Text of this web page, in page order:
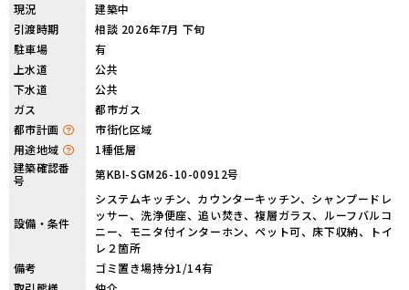
現況
建築中
引渡時期
相談 2026年7月 下旬
駐車場
有
上水道
公共
下水道
公共
ガス
都市ガス
都市計画
市街化区域
用途地域
1種低層
建築確認番
号
第KBI-SGM26-10-00912号
設備・条件
システムキッチン、カウンターキッチン、シャンプードレ
ッサー、洗浄便座、追い焚き、複層ガラス、ルーフバルコ
ニー、モニタ付インターホン、ペット可、床下収納、トイ
レ２箇所
備考
ゴミ置き場持分1/14有